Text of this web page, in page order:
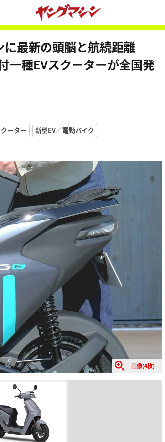
最新の頭脳と航続距離
一種EVスクーターが全国発
ーター
新型EV／電動バイク
画像(4枚)